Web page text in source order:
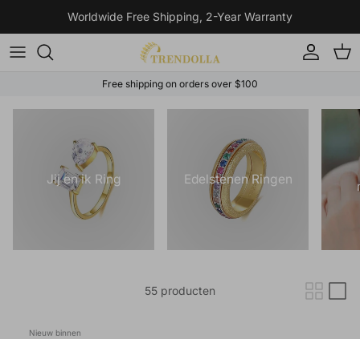
Worldwide Free Shipping, 2-Year Warranty
Account
Free shipping on orders over $100
Jij en ik Ring Edelstenen Ringen
55 producten
Nieuw binnen